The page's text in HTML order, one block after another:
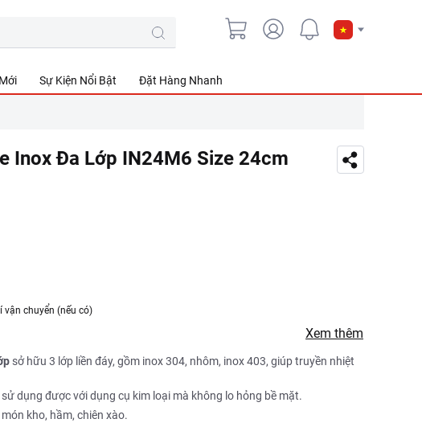
Sự Kiện Nổi Bật Đặt Hàng Nhanh
Inox Đa Lớp IN24M6 Size 24cm
vận chuyển (nếu có)
Xem thêm
sở hữu 3 lớp liền đáy, gồm inox 304, nhôm, inox 403, giúp truyền nhiệt
dụng được với dụng cụ kim loại mà không lo hỏng bề mặt.
kho, hầm, chiên xào.